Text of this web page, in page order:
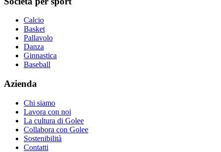
Calcio
Basket
Pallavolo
Danza
Ginnastica
Baseball
Azienda
Chi siamo
Lavora con noi
La cultura di Golee
Collabora con Golee
Sostenibilità
Contatti